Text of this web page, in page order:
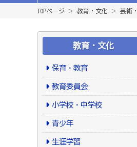
TOPページ ＞ 教育・文化 ＞ 芸術
教育・文化
保育・教育
教育委員会
小学校・中学校
青少年
生涯学習